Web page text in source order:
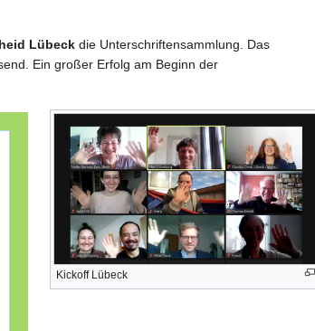
Lübeck die Unterschriftensammlung. Das
Ein großer Erfolg am Beginn der
Kickoff Lübeck